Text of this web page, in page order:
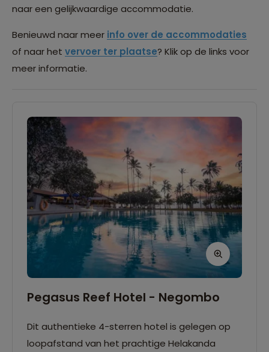
naar een gelijkwaardige accommodatie.
Benieuwd naar meer info over de accommodaties
of naar het vervoer ter plaatse? Klik op de links voor
meer informatie.
Pegasus Reef Hotel - Negombo
Dit authentieke 4-sterren hotel is gelegen op
loopafstand van het prachtige Helakanda